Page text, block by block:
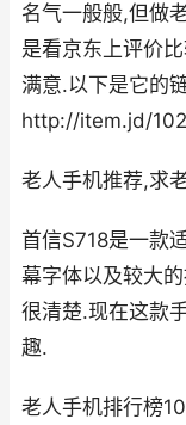
名气一般般,但做
是看京东上评价
满意.以下是它的
http://item.jd/
老人手机推荐,求
首信S718是一款
幕字体以及较大
很清楚.现在这款
趣.
老人手机排行榜